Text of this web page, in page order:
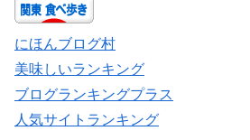
にほんブログ村
美味しいランキング
ブログランキングプラス
人気サイトランキング